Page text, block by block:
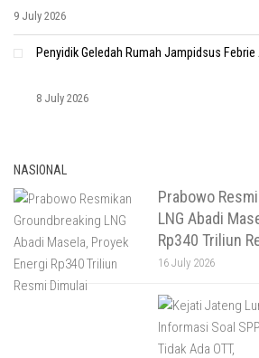
9 July 2026
Penyidik Geledah Rumah Jampidsus
8 July 2026
NASIONAL
Prabowo
LNG Abadi
Rp340 Triliun
16 July 2026